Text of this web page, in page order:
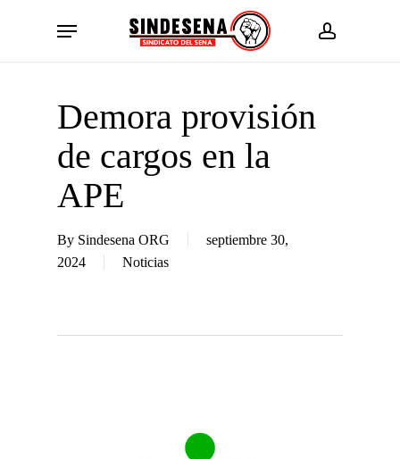
account
Menu
Demora provisión
de cargos en la
APE
By Sindesena ORG
septiembre 30,
2024
Noticias